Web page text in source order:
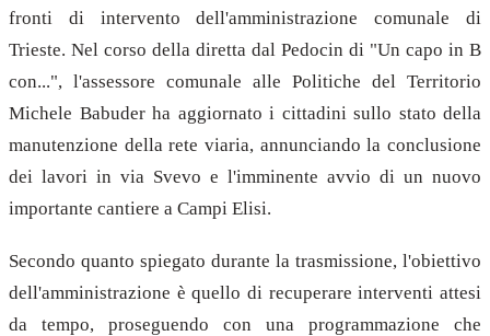
fronti di intervento dell'amministrazione comunale di
Trieste. Nel corso della diretta dal Pedocin di "Un capo in B
con...", l'assessore comunale alle Politiche del Territorio
Michele Babuder ha aggiornato i cittadini sullo stato della
manutenzione della rete viaria, annunciando la conclusione
dei lavori in via Svevo e l'imminente avvio di un nuovo
importante cantiere a Campi Elisi.
Secondo quanto spiegato durante la trasmissione, l'obiettivo
dell'amministrazione è quello di recuperare interventi attesi
da tempo, proseguendo con una programmazione che